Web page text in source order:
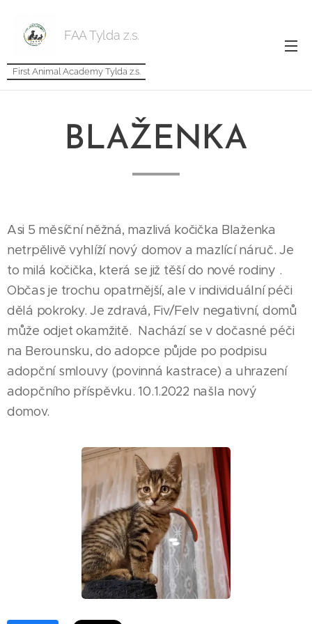
FAA Tylda z.s.
First Animal Academy Tylda z.s.
BLAŽENKA
Asi 5 měsíční něžná, mazlivá kočička Blaženka
netrpělivě vyhlíží nový domov a mazlící náruč. Je
to milá kočička, která se již těší do nové rodiny .
Občas je trochu opatrnější, ale v individuální péči
dělá pokroky. Je zdravá, Fiv/Felv negativní, domů
může odjet okamžitě. Nachází se v dočasné péči
na Berounsku, do adopce půjde po podpisu
adopční smlouvy (povinná kastrace) a uhrazení
adopčního příspěvku. 10.1.2022 našla nový
domov.